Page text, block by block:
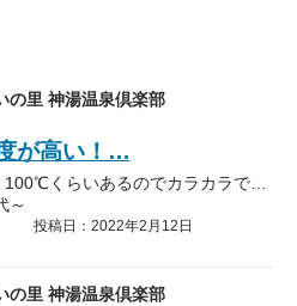
の里 神湯温泉倶楽部
が高い！…
なんと言ってもサウナ室の温度が高い！ 100℃くらいあるのでカラカラで気持ちいいです！ 露天風呂の所にはおばたのお兄さんが寄贈されたインフィニティチェアがあります。 サウ…
～
投稿日：2022年2月12日
の里 神湯温泉倶楽部